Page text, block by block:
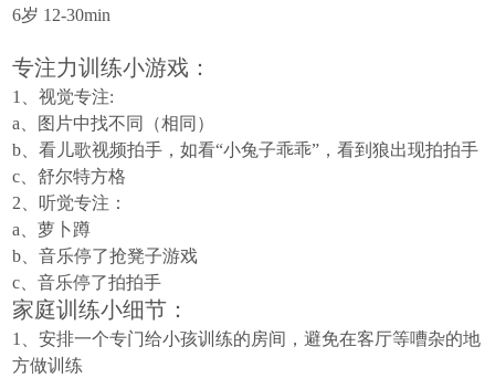
6岁 12-30min
专注力训练小游戏：
1 、视觉专注:
a 、图片中找不同（相同）
b、看儿歌视频拍手，如看“小兔子乖乖”，看到狼出现拍拍手
c、舒尔特方格
2 、听觉专注：
a 、萝卜蹲
b、音乐停了抢凳子游戏
c、音乐停了拍拍手
家庭训练小细节：
1
、安排一个专门给小孩训练的房间，避免在客厅等嘈杂的地
方做训练